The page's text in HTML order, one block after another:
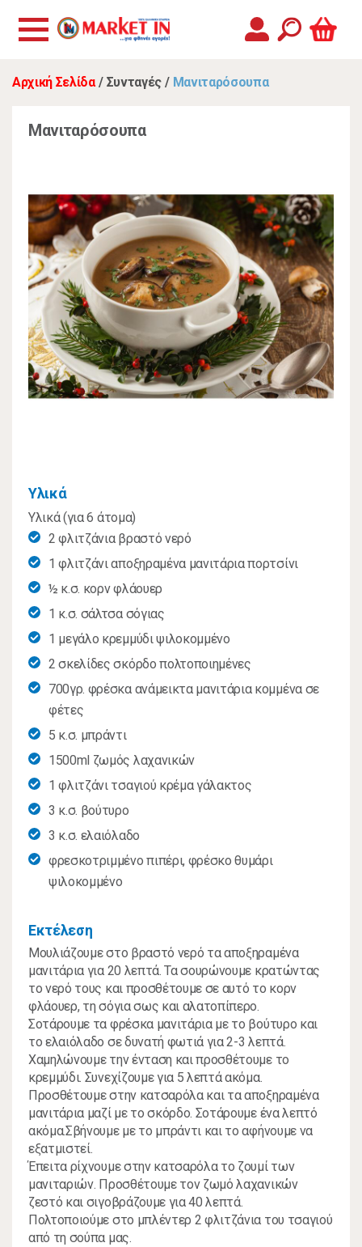
Αρχική Σελίδα / Συνταγές / Μανιταρόσουπα
Μανιταρόσουπα
Υλικά
Υλικά (για 6 άτοµα)
2 φλιτζάνια βραστό νερό
1 φλιτζάνι αποξηραµένα µανιτάρια πορτσίνι
½ κ.σ. κορν φλάουερ
1 κ.σ. σάλτσα σόγιας
1 µεγάλο κρεµµύδι ψιλοκοµµένο
2 σκελίδες σκόρδο πολτοποιηµένες
700γρ. φρέσκα ανάµεικτα µανιτάρια κοµµένα σε
φέτες
5 κ.σ. µπράντι
1500ml ζωµός λαχανικών
1 φλιτζάνι τσαγιού κρέµα γάλακτος
3 κ.σ. βούτυρο
3 κ.σ. ελαιόλαδο
φρεσκοτριµµένο πιπέρι, φρέσκο θυµάρι
ψιλοκοµµένο
Εκτέλεση
Μουλιάζουµε στο βραστό νερό τα αποξηραµένα
µανιτάρια για 20 λεπτά. Τα σουρώνουµε κρατώντας
το νερό τους και προσθέτουµε σε αυτό το κορν
φλάουερ, τη σόγια σως και αλατοπίπερο.
Σοτάρουµε τα φρέσκα µανιτάρια µε το βούτυρο και
το ελαιόλαδο σε δυνατή φωτιά για 2-3 λεπτά.
Χαµηλώνουµε την ένταση και προσθέτουµε το
κρεµµύδι. Συνεχίζουµε για 5 λεπτά ακόµα.
Προσθέτουµε στην κατσαρόλα και τα αποξηραµένα
µανιτάρια µαζί µε το σκόρδο. Σοτάρουµε ένα λεπτό
ακόµα.Σβήνουµε µε το µπράντι και το αφήνουµε να
εξατµιστεί.
Έπειτα ρίχνουµε στην κατσαρόλα το ζουµί των
µανιταριών. Προσθέτουµε τον ζωµό λαχανικών
ζεστό και σιγοβράζουµε για 40 λεπτά.
Πολτοποιούµε στο µπλέντερ 2 φλιτζάνια του τσαγιού
από τη σούπα µας.